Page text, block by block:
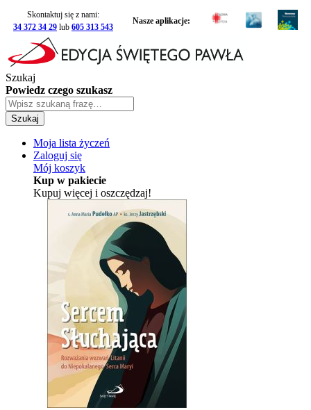
Skontaktuj się z nami:
34 372 34 29 lub 605 313 543
Nasze aplikacje:
Szukaj
Powiedz czego szukasz
Szukaj
Moja lista życzeń
Zaloguj się
Mój koszyk
Kup w pakiecie
Kupuj więcej i oszczędzaj!